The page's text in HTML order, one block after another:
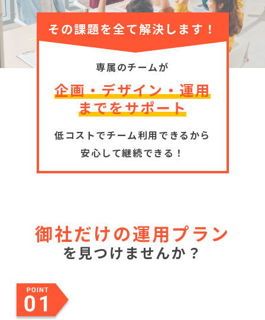
その課題を全て解決します！
専属のチームが
企画・デザイン・運用
までをサポート
低コストでチーム利用できるから
安心して継続できる！
御社だけの運用プラン
を見つけませんか？